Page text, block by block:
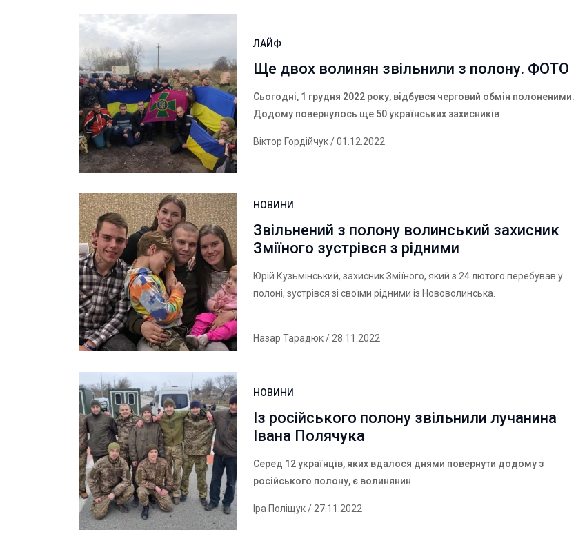
ЛАЙФ
Ще двох волинян звільнили з полону. ФОТО
Сьогодні, 1 грудня 2022 року, відбувся черговий обмін полоненими.
Додому повернулось ще 50 українських захисників
Віктор Гордійчук/ 01.12.2022
НОВИНИ
Звільнений з полону волинський захисник
Зміїного зустрівся з рідними
Юрій Кузьмінський, захисник Зміїного, який з 24 лютого перебував у
полоні, зустрівся зі своїми рідними із Нововолинська.
Назар Тарадюк/ 28.11.2022
НОВИНИ
Із російського полону звільнили лучанина
Івана Полячука
Серед 12 українців, яких вдалося днями повернути додому з
російського полону, є волинянин
Іра Поліщук/ 27.11.2022